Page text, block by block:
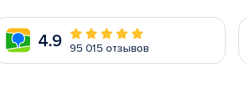
4.9 95 015 отзывов